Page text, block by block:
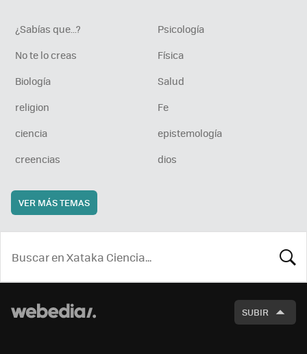
¿Sabías que...?
Psicología
No te lo creas
Física
Biología
Salud
religion
Fe
ciencia
epistemología
creencias
dios
VER MÁS TEMAS
SUBIR